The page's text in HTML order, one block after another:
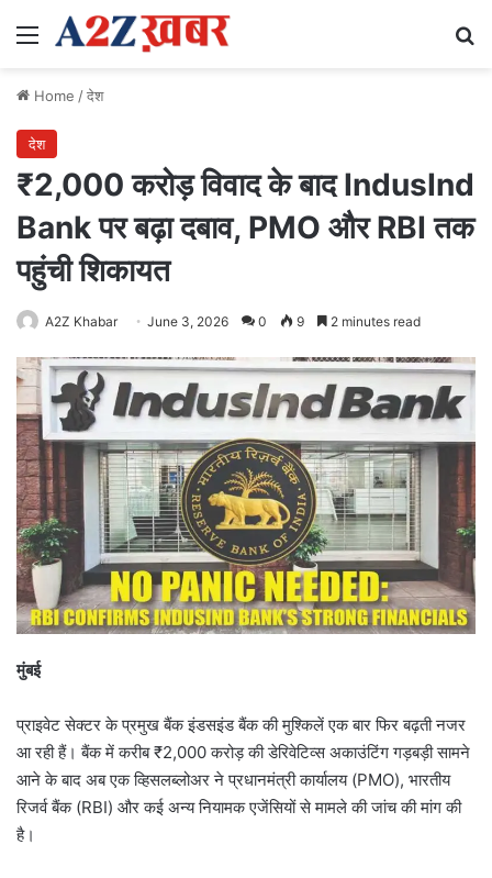
Menu
Home /देश
देश
₹2,000 करोड़ विवाद के बाद IndusInd
Bank पर बढ़ा दबाव, PMO और RBI तक
पहुंची शिकायत
A2Z Khabar June 3, 2026 0 9 2 minutes read
मुंबई
प्राइवेट सेक्टर के प्रमुख बैंक इंडसइंड बैंक की मुश्किलें एक बार फिर बढ़ती नजर
आ रही हैं। बैंक में करीब ₹2,000 करोड़ की डेरिवेटिव्स अकाउंटिंग गड़बड़ी सामने
आने के बाद अब एक व्हिसलब्लोअर ने प्रधानमंत्री कार्यालय (PMO), भारतीय
रिजर्व बैंक (RBI) और कई अन्य नियामक एजेंसियों से मामले की जांच की मांग की
है।